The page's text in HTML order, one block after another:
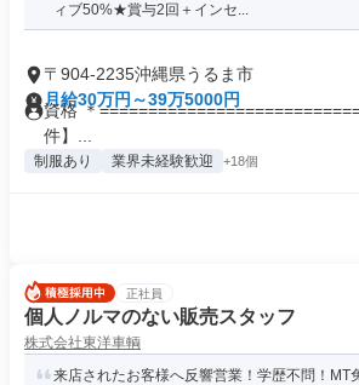
ィブ50%★賞与2回＋インセ...
〒904-2235沖縄県うるま市
月給30万円～39万5000円
資格 ＊
件】...
制服あり 業界未経験歓迎 +18個
正社員
個人ノルマのない販売スタッフ
株式会社東洋車輌
来店されたお客様へ反響営業！学歴不問！MT